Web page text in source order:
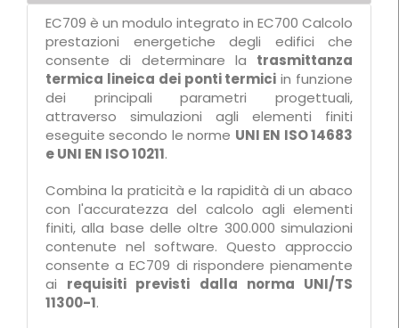
EC709 è un modulo integrato in EC700 Calcolo
prestazioni energetiche degli edifici che
consente di determinare la trasmittanza
termica lineica dei ponti termici in funzione
dei principali parametri progettuali,
attraverso simulazioni agli elementi finiti
eseguite secondo le norme UNI EN ISO 14683
e UNI EN ISO 10211.
Combina la praticità e la rapidità di un abaco
con l'accuratezza del calcolo agli elementi
finiti, alla base delle oltre 300.000 simulazioni
contenute nel software. Questo approccio
consente a EC709 di rispondere pienamente
ai requisiti previsti dalla norma UNI/TS
11300-1.